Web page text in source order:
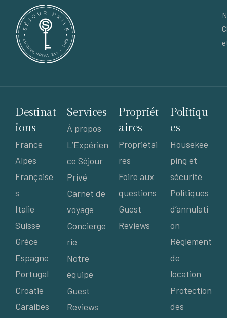
Destinat
ions
France
Alpes
Française
s
Italie
Suisse
Grèce
Espagne
Portugal
Croatie
Caraibes
Services
À propos
L’Expérien
ce Séjour
Privé
Carnet de
voyage
Concierge
rie
Notre
équipe
Guest
Reviews
Propriét
aires
Propriétai
res
Foire aux
questions
Guest
Reviews
Politiqu
es
Housekee
ping et
sécurité
Politiques
d’annulati
on
Règlement
de
location
Protection
des